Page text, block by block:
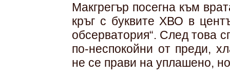
Макгрегър посегна към
кръг с буквите ХВО в
обсерватория“. След това
по-неспокойни от преди,
не се прави на уплашено,